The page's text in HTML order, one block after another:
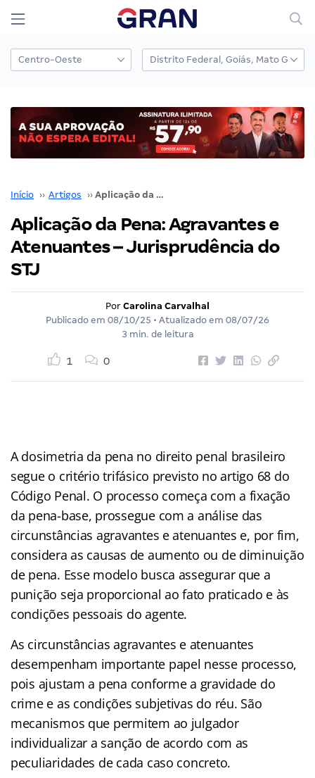
Início ›› Artigos ›› Aplicação da Pena: Agravantes e Atenuantes – Jurisprudência do STJ
Aplicação da Pena: Agravantes e
Atenuantes – Jurisprudência do
STJ
Por Carolina Carvalhal
Publicado em 08/10/25 • Atualizado em 08/07/26
3 min. de leitura
1 0
A dosimetria da pena no direito penal brasileiro
segue o critério trifásico previsto no artigo 68 do
Código Penal. O processo começa com a fixação
da pena-base, prossegue com a análise das
circunstâncias agravantes e atenuantes e, por fim,
considera as causas de aumento ou de diminuição
de pena. Esse modelo busca assegurar que a
punição seja proporcional ao fato praticado e às
condições pessoais do agente.
As circunstâncias agravantes e atenuantes
desempenham importante papel nesse processo,
pois ajustam a pena conforme a gravidade do
crime e as condições subjetivas do réu. São
mecanismos que permitem ao julgador
individualizar a sanção de acordo com as
peculiaridades de cada caso concreto.